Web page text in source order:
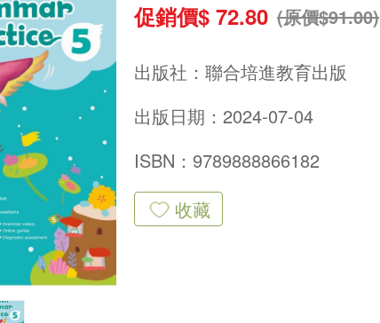
促銷價$ 72.80 (原價$91.00)
出版社： 聯合培進教育出版
出版日期：2024-07-04
ISBN：9789888866182
收藏